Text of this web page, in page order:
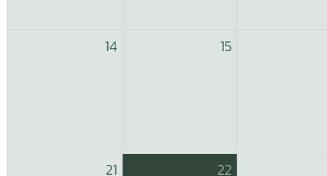
14 15
21 22